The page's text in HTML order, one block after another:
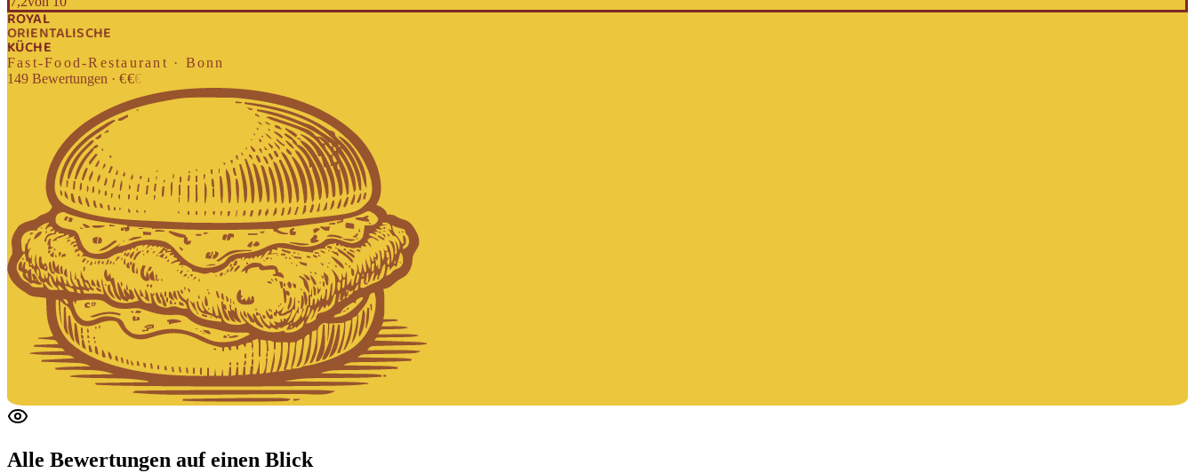
ROYAL
ORIENTALISCHE
KÜCHE
Fast-Food-Restaurant · Bonn
149 Bewertungen · €€€
Alle Bewertungen auf einen Blick